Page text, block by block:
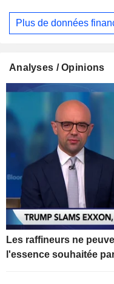
Plus de données
Analyses / Opinions
Les raffineurs ne
l'essence souhaitée